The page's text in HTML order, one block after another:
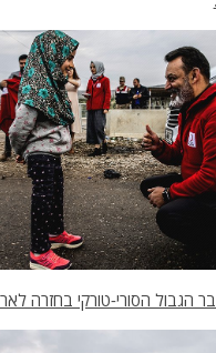
הגבול הסורי-טורקי בחזרה